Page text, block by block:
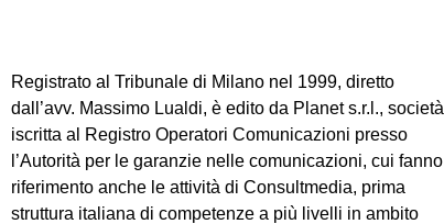
Registrato al Tribunale di Milano nel 1999, diretto
dall’avv. Massimo Lualdi, è edito da Planet s.r.l., società
iscritta al Registro Operatori Comunicazioni presso
l’Autorità per le garanzie nelle comunicazioni, cui fanno
riferimento anche le attività di Consultmedia, prima
struttura italiana di competenze a più livelli in ambito